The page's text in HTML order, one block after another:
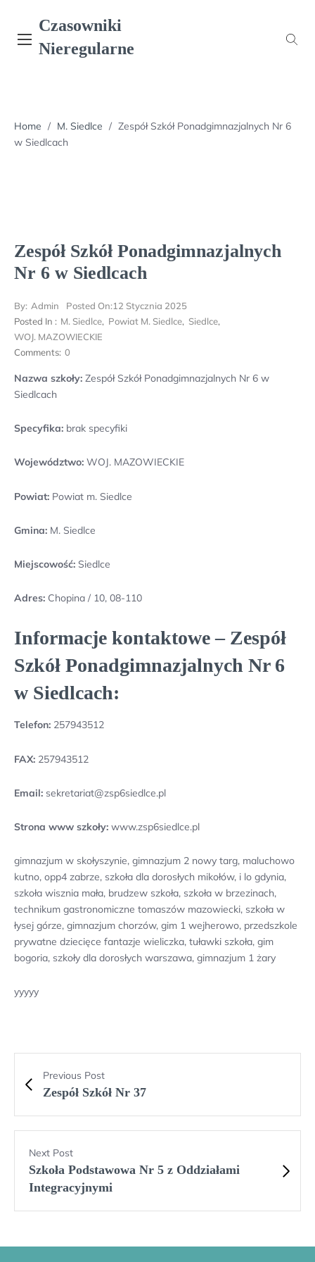
content
Czasowniki
Nieregularne
Home / M. Siedlce / Zespół Szkół Ponadgimnazjalnych Nr 6
w Siedlcach
Zespół Szkół Ponadgimnazjalnych
Nr 6 w Siedlcach
By: Admin Posted On:12 Stycznia 2025
Posted In : M. Siedlce, Powiat M. Siedlce, Siedlce,
WOJ. MAZOWIECKIE
Comments: 0
Nazwa szkoły: Zespół Szkół Ponadgimnazjalnych Nr 6 w
Siedlcach
Specyfika: brak specyfiki
Województwo: WOJ. MAZOWIECKIE
Powiat: Powiat m. Siedlce
Gmina: M. Siedlce
Miejscowość: Siedlce
Adres: Chopina / 10, 08-110
Informacje kontaktowe – Zespół
Szkół Ponadgimnazjalnych Nr 6
w Siedlcach:
Telefon: 257943512
FAX: 257943512
Email: sekretariat@zsp6siedlce.pl
Strona www szkoły: www.zsp6siedlce.pl
gimnazjum w skołyszynie, gimnazjum 2 nowy targ, maluchowo
kutno, opp4 zabrze, szkoła dla dorosłych mikołów, i lo gdynia,
szkoła wisznia mała, brudzew szkoła, szkoła w brzezinach,
technikum gastronomiczne tomaszów mazowiecki, szkoła w
łysej górze, gimnazjum chorzów, gim 1 wejherowo, przedszkole
prywatne dziecięce fantazje wieliczka, tuławki szkoła, gim
bogoria, szkoły dla dorosłych warszawa, gimnazjum 1 żary
yyyyy
Previous Post
Zespół Szkół Nr 37
Next Post
Szkoła Podstawowa Nr 5 z Oddziałami
Integracyjnymi